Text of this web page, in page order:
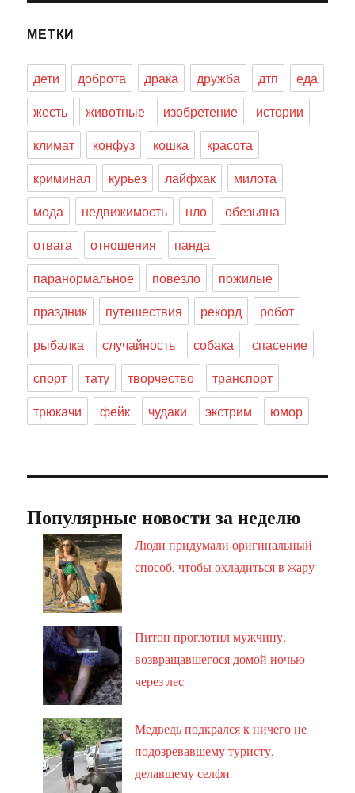
МЕТКИ
дети доброта драка дружба дтп
еда
жесть
животные изобретение
истории
климат
конфуз кошка
красота
криминал
курьез лайфхак
милота
мода
недвижимость нло
обезьяна
отвага
отношения
панда
паранормальное
повезло
пожилые
праздник
путешествия рекорд
робот
рыбалка
случайность собака
спасение
спорт
тату творчество
транспорт
трюкачи
фейк чудаки экстрим юмор
Популярные новости за неделю
Люди придумали оригинальный
способ, чтобы охладиться в жару
Питон проглотил мужчину,
возвращавшегося домой ночью
через лес
Медведь подкрался к ничего не
подозревавшему туристу,
делавшему селфи